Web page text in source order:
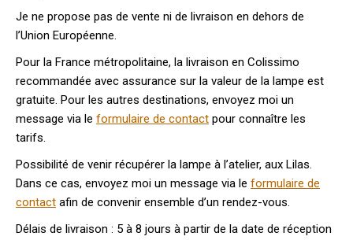
Je ne propose pas de vente ni de livraison en dehors de
l’Union Européenne.
Pour la France métropolitaine, la livraison en Colissimo
recommandée avec assurance sur la valeur de la lampe est
gratuite. Pour les autres destinations, envoyez moi un
message via le formulaire de contact pour connaître les
tarifs.
Possibilité de venir récupérer la lampe à l’atelier, aux Lilas.
Dans ce cas, envoyez moi un message via le formulaire de
contact afin de convenir ensemble d’un rendez-vous.
Délais de livraison : 5 à 8 jours à partir de la date de réception